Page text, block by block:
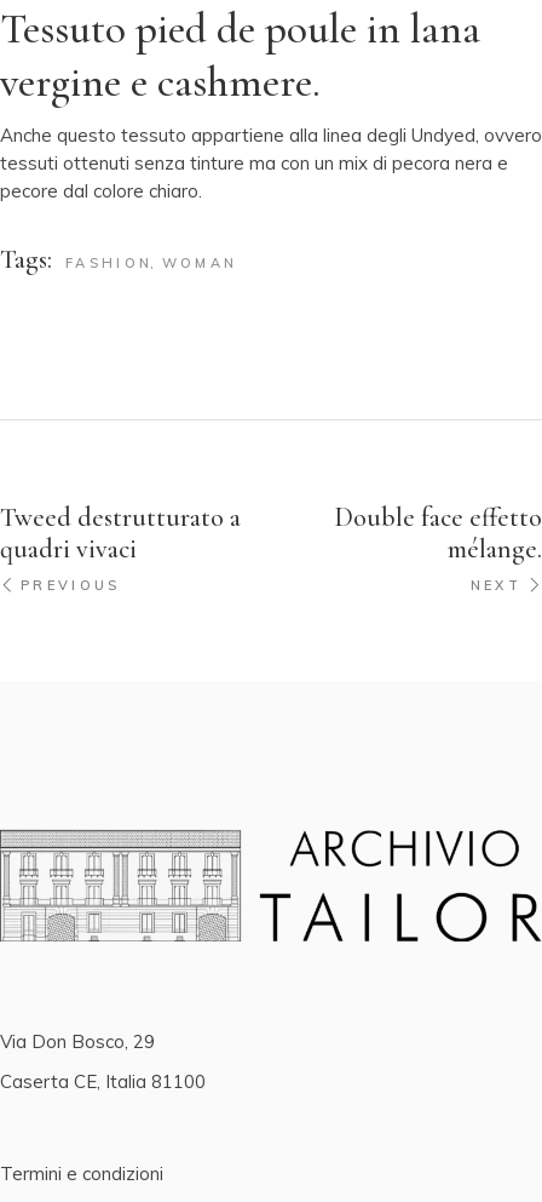
Tessuto pied de poule in lana
vergine e cashmere.
Anche questo tessuto appartiene alla linea degli Undyed, ovvero
tessuti ottenuti senza tinture ma con un mix di pecora nera e
pecore dal colore chiaro.
Tags: FASHION WOMAN
Tweed destrutturato a
quadri vivaci
PREVIOUS
Double face effetto
mélange.
NEXT
Via Don Bosco, 29
Caserta CE, Italia 81100
Termini e condizioni